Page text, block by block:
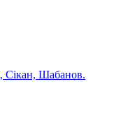
Сікан, Шабанов.